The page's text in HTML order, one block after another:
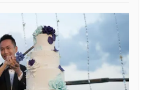
VTV Thể thao
Bất động sản